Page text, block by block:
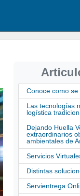
Conoce como se
Las tecnologías
logística
Dejando Huella
extraordinarios
ambientales de
Servicios
Distintas
Servientrega